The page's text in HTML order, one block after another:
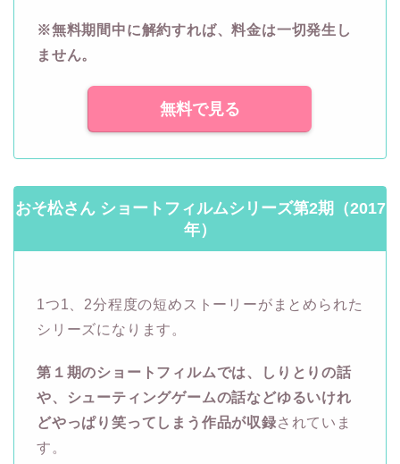
※無料期間中に解約すれば、料金は一切発生し
ません。
無料で見る
おそ松さん ショートフィルムシリーズ第2期（2017
年）
1つ1、2分程度の短めストーリーがまとめられた
シリーズになります。
第１期のショートフィルムでは、しりとりの話
や、シューティングゲームの話などゆるいけれ
どやっぱり笑ってしまう作品が収録されていま
す。